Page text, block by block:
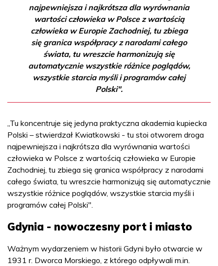
najpewniejsza i najkrótsza dla wyrównania
wartości człowieka w Polsce z wartością
człowieka w Europie Zachodniej, tu zbiega
się granica współpracy z narodami całego
świata, tu wreszcie harmonizują się
automatycznie wszystkie różnice poglądów,
wszystkie starcia myśli i programów całej
Polski".
„Tu koncentruje się jedyna praktyczna akademia kupiecka
Polski – stwierdzał Kwiatkowski - tu stoi otworem droga
najpewniejsza i najkrótsza dla wyrównania wartości
człowieka w Polsce z wartością człowieka w Europie
Zachodniej, tu zbiega się granica współpracy z narodami
całego świata, tu wreszcie harmonizują się automatycznie
wszystkie różnice poglądów, wszystkie starcia myśli i
programów całej Polski".
Gdynia - nowoczesny port i miasto
Ważnym wydarzeniem w historii Gdyni było otwarcie w
1931 r. Dworca Morskiego, z którego odpływali m.in.